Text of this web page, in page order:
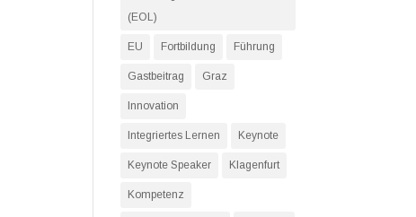
(EOL)
EU Fortbildung Führung
Gastbeitrag Graz
Innovation
Integriertes Lernen Keynote
Keynote Speaker Klagenfurt
Kompetenz